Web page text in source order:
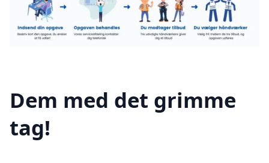
Dem med det grimme
tag!